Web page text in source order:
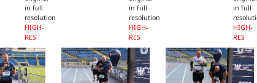
in full
resolution
HIGH-
RES
in full
resolution
HIGH-
RES
in full
HIGH-
RES